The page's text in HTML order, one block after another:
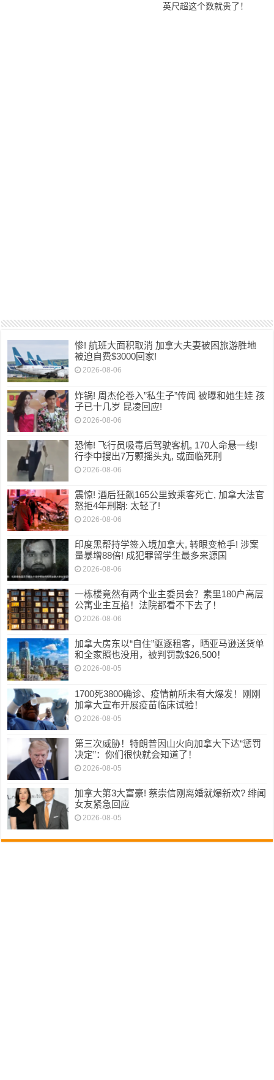
英尺超这个数就贵了！
惨! 航班大面积取消 加拿大夫妻被困旅游胜地
被迫自费$3000回家!
2026-08-06
炸锅! 周杰伦卷入”私生子”传闻 被曝和她生娃 孩
子已十几岁 昆凌回应!
2026-08-06
恐怖! 飞行员吸毒后驾驶客机, 170人命悬一线!
行李中搜出7万颗摇头丸, 或面临死刑
2026-08-06
震惊! 酒后狂飙165公里致乘客死亡, 加拿大法官
怒拒4年刑期: 太轻了!
2026-08-06
印度黑帮持学签入境加拿大, 转眼变枪手! 涉案
量暴增88倍! 成犯罪留学生最多来源国
2026-08-06
一栋楼竟然有两个业主委员会？素里180户高层
公寓业主互掐！法院都看不下去了！
2026-08-06
加拿大房东以“自住”驱逐租客，晒亚马逊送货单
和全家照也没用，被判罚款$26,500！
2026-08-05
1700死3800确诊、疫情前所未有大爆发！刚刚
加拿大宣布开展疫苗临床试验！
2026-08-05
第三次威胁！特朗普因山火向加拿大下达“惩罚
决定”：你们很快就会知道了！
2026-08-05
加拿大第3大富豪! 蔡崇信刚离婚就爆新欢? 绯闻
女友紧急回应
2026-08-05